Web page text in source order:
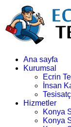
Ana sayfa
Kurumsal
Ecrin
İnsan
Hizmetler
Konya
Konya